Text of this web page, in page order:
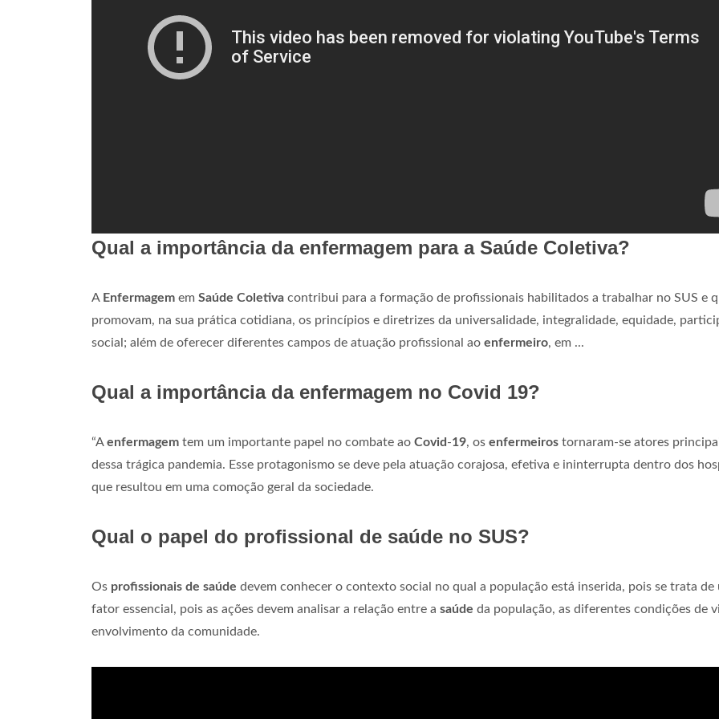
Qual a importância da enfermagem para a Saúde Coletiva?
A Enfermagem em Saúde Coletiva contribui para a formação de profissionais habilitados a trabalhar no SUS e
promovam, na sua prática cotidiana, os princípios e diretrizes da universalidade, integralidade, equidade,
social; além de oferecer diferentes campos de atuação profissional ao enfermeiro, em ...
Qual a importância da enfermagem no Covid 19?
“Aenfermagem tem um importante papel no combate ao Covid -19, os enfermeiros tornaram-se atores
dessa trágica pandemia. Esse protagonismo se deve pela atuação corajosa, efetiva e ininterrupta dentro dos
que resultou em uma comoção geral da sociedade.
Qual o papel do profissional de saúde no SUS?
Os profissionais de saúde devem conhecer o contexto social no qual a população está inserida, pois se trata de
fator essencial, pois as ações devem analisar a relação entre a saúde da população, as diferentes condições de
envolvimento da comunidade.